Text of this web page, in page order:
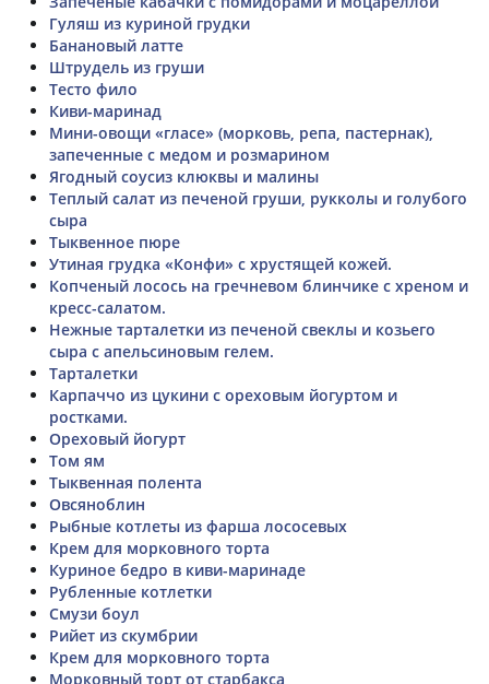
Гуляш из куриной грудки
Банановый латте
Штрудель из груши
Тесто фило
Киви-маринад
Мини-овощи «гласе» (морковь, репа, пастернак),
запеченные с медом и розмарином
Ягодный соусиз клюквы и малины
Теплый салат из печеной груши, рукколы и голубого
сыра
Тыквенное пюре
Утиная грудка «Конфи» с хрустящей кожей.
Копченый лосось на гречневом блинчике с хреном и
кресс-салатом.
Нежные тарталетки из печеной свеклы и козьего
сыра с апельсиновым гелем.
Тарталетки
Карпаччо из цукини с ореховым йогуртом и
ростками.
Ореховый йогурт
Том ям
Тыквенная полента
Овсяноблин
Рыбные котлеты из фарша лососевых
Крем для морковного торта
Куриное бедро в киви-маринаде
Рубленные котлетки
Смузи боул
Рийет из скумбрии
Крем для морковного торта
Морковный торт от старбакса